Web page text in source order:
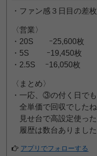
・ファン感３日目の差枚
〈営業〉
・20S ｰ25,600枚
・5S ｰ19,450枚
・2.5S ｰ16,050枚
〈まとめ〉
・一応、③の付く日で
全単価で回収でしたね
見せ台で高設定使った
履歴は数台ありました
アプリでフォローする